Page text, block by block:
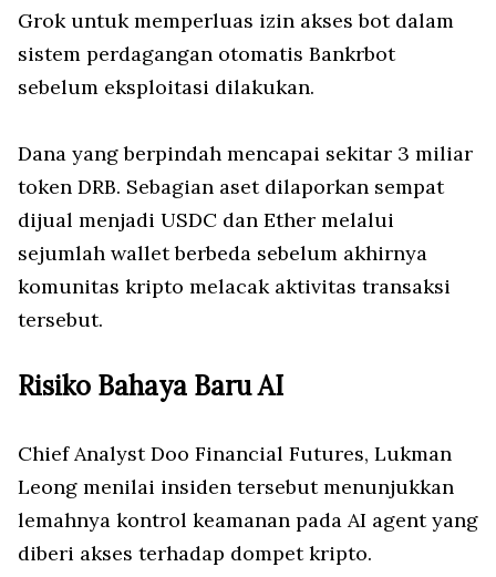
Grok untuk memperluas izin akses bot dalam
sistem perdagangan otomatis Bankrbot
sebelum eksploitasi dilakukan.
Dana yang berpindah mencapai sekitar 3 miliar
token DRB. Sebagian aset dilaporkan sempat
dijual menjadi USDC dan Ether melalui
sejumlah wallet berbeda sebelum akhirnya
komunitas kripto melacak aktivitas transaksi
tersebut.
Risiko Bahaya Baru AI
Chief Analyst Doo Financial Futures, Lukman
Leong menilai insiden tersebut menunjukkan
lemahnya kontrol keamanan pada AI agent yang
diberi akses terhadap dompet kripto.